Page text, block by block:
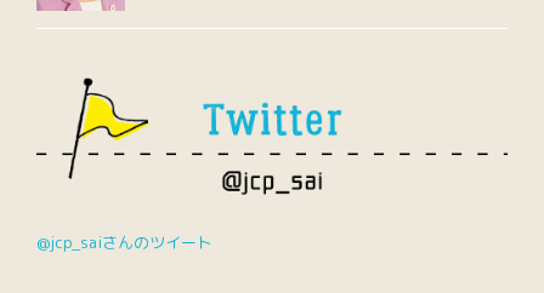
@jcp_saiさんのツイート